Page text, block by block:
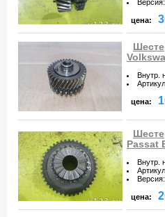
Версия:
цена:
Внутр.
Артикул
цена:
Passat
Внутр.
Артикул
Версия:
цена: